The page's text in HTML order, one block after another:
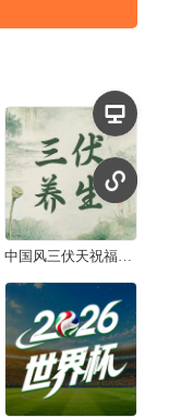
中国风三伏天祝福宣传公众号推送小图